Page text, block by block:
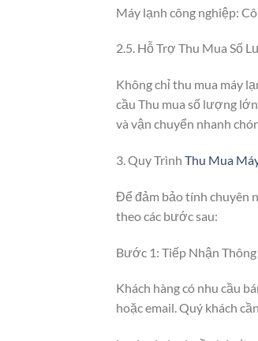
Máy lạnh công nghiệp:
2.5. Hỗ Trợ Thu Mua Số
Không chỉ thu mua máy
cầu Thu mua số lượng
và vận chuyển nhanh
3. Quy Trình Thu Mua
Để đảm bảo tính chuyên
theo các bước sau:
Bước 1: Tiếp Nhận
Khách hàng có nhu cầu
hoặc email. Quý khách